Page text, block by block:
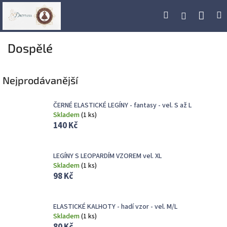
Přejít
Hledat Přihlášení
Dospělé
Nejprodávanější
ČERNÉ ELASTICKÉ LEGÍNY - fantasy - vel. S až L
Skladem(1 ks)
140 Kč
LEGÍNY S LEOPARDÍM VZOREM vel. XL
Skladem(1 ks)
98 Kč
ELASTICKÉ KALHOTY - hadí vzor - vel. M/L
Skladem(1 ks)